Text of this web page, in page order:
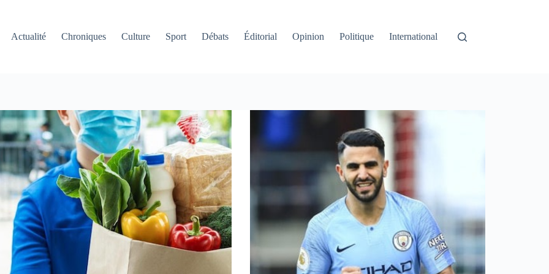
Actualité
Chroniques Culture Sport Débats Éditorial Opinion Politique International